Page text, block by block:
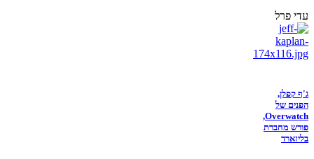
עדי פרל
ג'ף קפלן,
הפנים של
Overwatch,
פורש מחברת
בליזארד